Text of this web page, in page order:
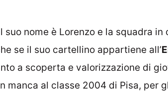
suo nome è Lorenzo e la squadra in
se il suo cartellino appartiene all’
a scoperta e valorizzazione di
manca al classe 2004 di Pisa, per